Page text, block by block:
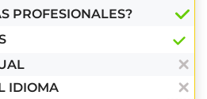
PROFESIONALES?
IDIOMA